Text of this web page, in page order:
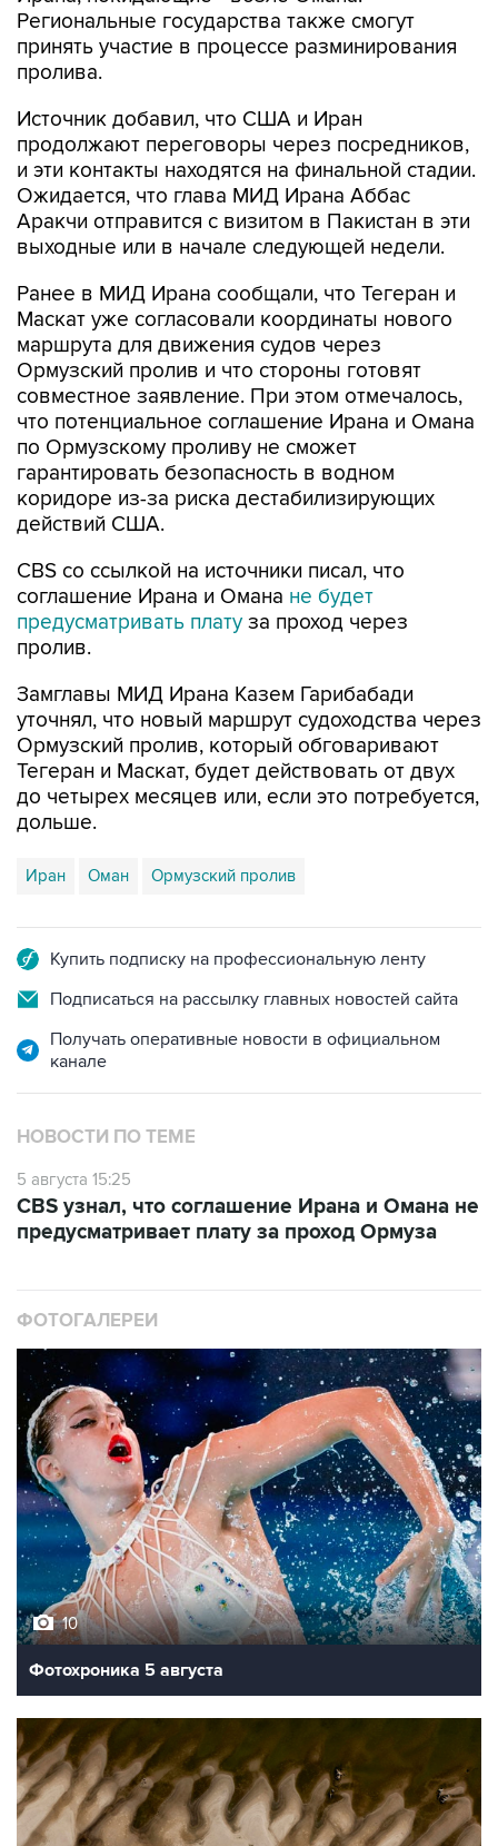
Региональные государства также смогут
принять участие в процессе разминирования
пролива.
Источник добавил, что США и Иран
продолжают переговоры через посредников,
и эти контакты находятся на финальной стадии.
Ожидается, что глава МИД Ирана Аббас
Аракчи отправится с визитом в Пакистан в эти
выходные или в начале следующей недели.
Ранее в МИД Ирана сообщали, что Тегеран и
Маскат уже согласовали координаты нового
маршрута для движения судов через
Ормузский пролив и что стороны готовят
совместное заявление. При этом отмечалось,
что потенциальное соглашение Ирана и Омана
по Ормузскому проливу не сможет
гарантировать безопасность в водном
коридоре из-за риска дестабилизирующих
действий США.
CBS со ссылкой на источники писал, что
соглашение Ирана и Омана не будет
предусматривать плату за проход через
пролив.
Замглавы МИД Ирана Казем Гарибабади
уточнял, что новый маршрут судоходства через
Ормузский пролив, который обговаривают
Тегеран и Маскат, будет действовать от двух
до четырех месяцев или, если это потребуется,
дольше.
Иран Оман Ормузский пролив
Купить подписку на профессиональную ленту
Подписаться на рассылку главных новостей сайта
Получать оперативные новости в официальном
канале
НОВОСТИ ПО ТЕМЕ
5 августа 15:25
CBS узнал, что соглашение Ирана и Омана не
предусматривает плату за проход Ормуза
ФОТОГАЛЕРЕИ
10
Фотохроника 5 августа